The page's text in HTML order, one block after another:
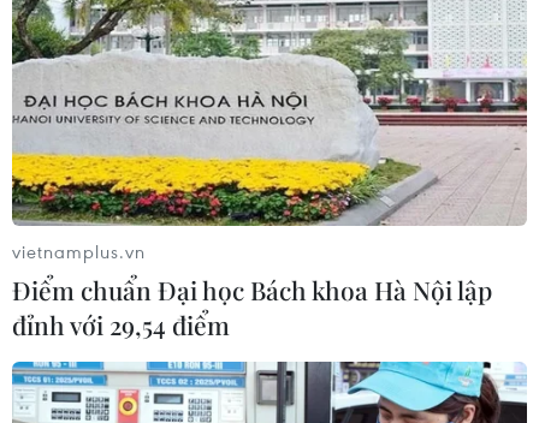
vietnamplus.vn
Điểm chuẩn Đại học Bách khoa Hà Nội lập
đỉnh với 29,54 điểm